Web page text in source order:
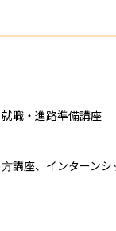
職・進路準備講座
講座、インターン